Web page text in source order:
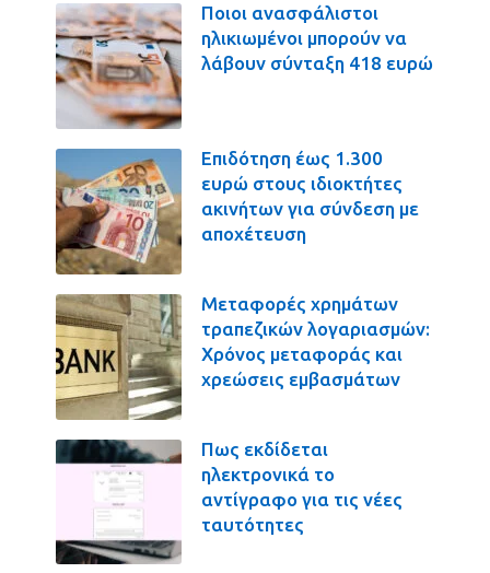
Ποιοι ανασφάλιστοι
ηλικιωμένοι μπορούν να
λάβουν σύνταξη 418 ευρώ
Επιδότηση έως 1.300
ευρώ στους ιδιοκτήτες
ακινήτων για σύνδεση με
αποχέτευση
Μεταφορές χρημάτων
τραπεζικών λογαριασμών:
Χρόνος μεταφοράς και
χρεώσεις εμβασμάτων
Πως εκδίδεται
ηλεκτρονικά το
αντίγραφο για τις νέες
ταυτότητες